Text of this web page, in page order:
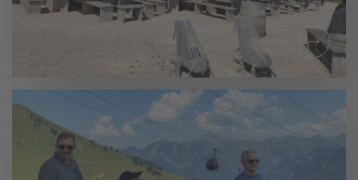
TAGESAUSFLUG